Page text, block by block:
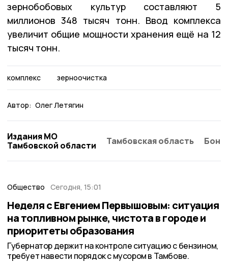
зернобобовых культур составляют 5
миллионов 348 тысяч тонн. Ввод комплекса
увеличит общие мощности хранения ещё на 12
тысяч тонн.
комплекс зерноочистка
Автор: Олег Летягин
Издания МО
Тамбовской области
Тамбовская область
Общество Сегодня, 15:01
Неделя с Евгением Первышовым: ситуация
на топливном рынке, чистота в городе и
приоритеты образования
Губернатор держит на контроле ситуацию с бензином,
требует навести порядок с мусором в Тамбове.